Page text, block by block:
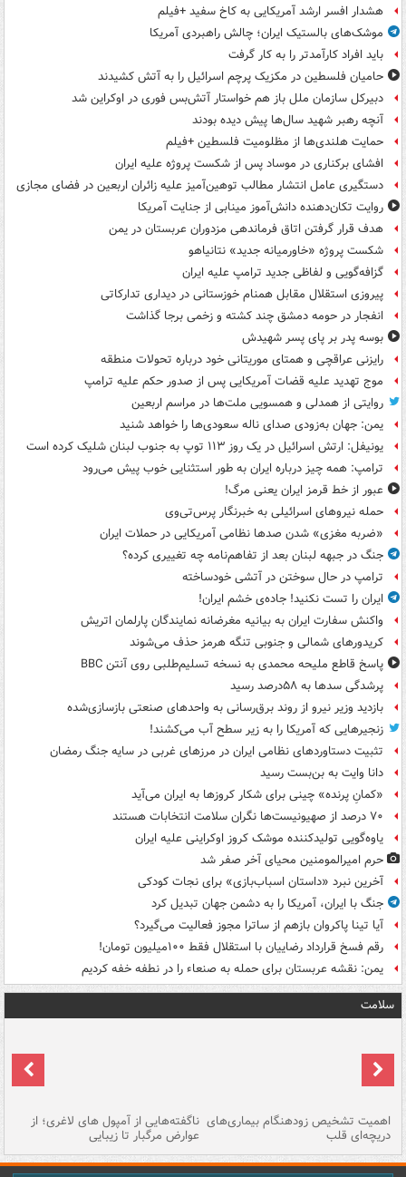
هشدار افسر ارشد آمریکایی به کاخ سفید +فیلم
موشک‌های بالستیک ایران؛ چالش راهبردی آمریکا
باید افراد کارآمدتر را به کار گرفت
حامیان فلسطین در مکزیک پرچم اسرائیل را به آتش کشیدند
دبیرکل سازمان ملل باز هم خواستار آتش‌بس فوری در اوکراین شد
آنچه رهبر شهید سال‌ها پیش دیده بودند
حمایت هلندی‌ها از مظلومیت فلسطین +فیلم
افشای برکناری در موساد پس از شکست پروژه علیه ایران
دستگیری عامل انتشار مطالب توهین‌آمیز علیه زائران اربعین در فضای مجازی
روایت تکان‌دهنده دانش‌آموز مینابی از جنایت آمریکا
هدف قرار گرفتن اتاق‌ فرماندهی مزدوران عربستان در یمن
شکست پروژه «خاورمیانه جدید» نتانیاهو
گزافه‌گویی و لفاظی جدید ترامپ علیه ایران
پیروزی استقلال مقابل همنام خوزستانی در دیداری تدارکاتی
انفجار در حومه دمشق چند کشته و زخمی برجا گذاشت
بوسه‌ پدر بر پای پسر شهیدش
رایزنی عراقچی و همتای موریتانی خود درباره تحولات منطقه
موج تهدید علیه قضات آمریکایی پس از صدور حکم علیه ترامپ
روایتی از همدلی و همسویی ملت‌ها در مراسم اربعین
یمن: جهان به‌زودی صدای ناله سعودی‌ها را خواهد شنید
یونیفل: ارتش اسرائیل در یک روز ۱۱۳ توپ به جنوب لبنان شلیک کرده است
ترامپ: همه چیز درباره ایران به طور استثنایی خوب پیش می‌رود
عبور از خط قرمز ایران یعنی مرگ!
حمله نیروهای اسرائیلی به خبرنگار پرس‌تی‌وی
«ضربه مغزی» شدن صدها نظامی آمریکایی در حملات ایران
جنگ در جبهه لبنان بعد از تفاهم‌نامه چه تغییری کرده؟
ترامپ در حال سوختن در آتشی خودساخته
ایران را تست نکنید! جاده‌ی خشم ایران!
واکنش سفارت ایران به بیانیه مغرضانه نمایندگان پارلمان اتریش
کریدورهای شمالی و جنوبی تنگه هرمز حذف می‌شوند
پاسخ قاطع ملیحه محمدی به نسخه تسلیم‌طلبی روی آنتن BBC
پرشدگی سدها به ۵۸درصد رسید
بازدید وزیر نیرو از روند برق‌رسانی به واحدهای صنعتی بازسازی‌شده
زنجیرهایی که آمریکا را به زیر سطح آب می‌کشند!
تثبیت دستاوردهای نظامی ایران در مرزهای غربی در سایه جنگ رمضان
دانا وایت به بن‌بست رسید
«کمانِ پرنده» چینی برای شکار کروزها به ایران می‌آید
۷۰ درصد از صهیونیست‌ها نگران سلامت انتخابات هستند
یاوه‌گویی تولیدکننده موشک کروز اوکراینی علیه ایران
حرم امیرالمومنین محیای آخر صفر شد
آخرین نبرد «داستان اسباب‌بازی» برای نجات کودکی
جنگ با ایران، آمریکا را به دشمن جهان تبدیل کرد
آیا تینا پاکروان بازهم از ساترا مجوز فعالیت می‌گیرد؟
رقم فسخ قرارداد رضاییان با استقلال فقط ۱۰۰میلیون تومان!
یمن: نقشه عربستان برای حمله به صنعاء را در نطفه خفه کردیم
سلامت
اهمیت تشخیص زودهنگام بیماری‌های
دریچه‌ای قلب
ناگفته‌هایی از آمپول های لاغری؛ از
عوارض مرگبار تا زیبایی